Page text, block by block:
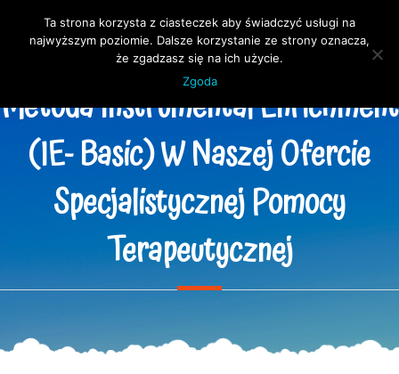
content
Metoda Instrumental Enrichment
(IE- Basic) W Naszej Ofercie
Specjalistycznej Pomocy
Terapeutycznej
Ta strona korzysta z ciasteczek aby świadczyć usługi na
najwyższym poziomie. Dalsze korzystanie ze strony oznacza,
że zgadzasz się na ich użycie.
Zgoda